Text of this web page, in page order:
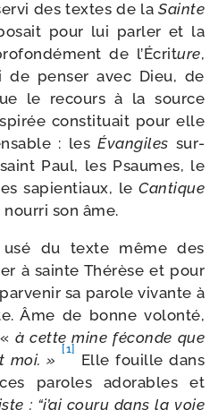
des textes de la Sainte
pour lui par­ler et la
de l’Écriture,
pen­ser avec Dieu, de
le recours à la source
consti­tuait pour elle
: lesÉvangiles sur­
Paul, les Psaumes, le
sapien­tiaux, le Cantique
son âme.
usé du texte même des
à sainte Thérèse et pour
sa parole vivante à
Âme de bonne volon­té,
à cette mine féconde que
moi. »
[1]
Elle fouille dans
paroles ado­rables et
: “j’ai cou­ru dans la voie